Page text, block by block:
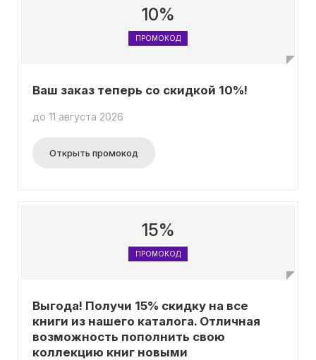
10%
ПРОМОКОД
Ваш заказ теперь со скидкой 10%!
до 11 августа 2026
Открыть промокод
15%
ПРОМОКОД
Выгода! Получи 15% скидку на все
книги из нашего каталога. Отличная
возможность пополнить свою
коллекцию книг новыми